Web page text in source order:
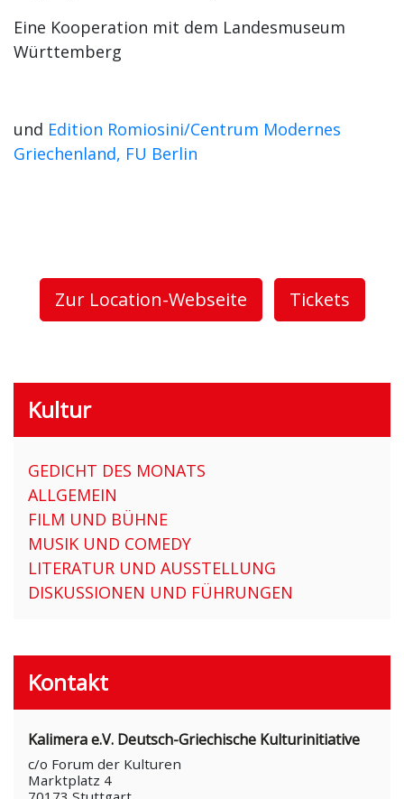
Eine Kooperation mit dem Landesmuseum
Württemberg
und Edition Romiosini/Centrum Modernes
Griechenland, FU Berlin
Zur Location-Webseite Tickets
Kultur
GEDICHT DES MONATS
ALLGEMEIN
FILM UND BÜHNE
MUSIK UND COMEDY
LITERATUR UND AUSSTELLUNG
DISKUSSIONEN UND FÜHRUNGEN
Kontakt
Kalimera e.V. Deutsch-Griechische Kulturinitiative
c/o Forum der Kulturen
Marktplatz 4